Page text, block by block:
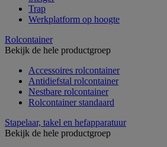
Trap
Werkplatform op hoogte
Rolcontainer
Bekijk de hele productgroep
Accessoires rolcontainer
Antidiefstal rolcontainer
Nestbare rolcontainer
Rolcontainer standaard
Stapelaar, takel en hefapparatuur
Bekijk de hele productgroep